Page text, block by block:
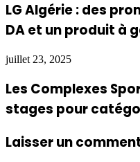
LG Algérie : des
DA et un produit à
juillet 23, 2025
Les Complexes
stages pour
Laisser un